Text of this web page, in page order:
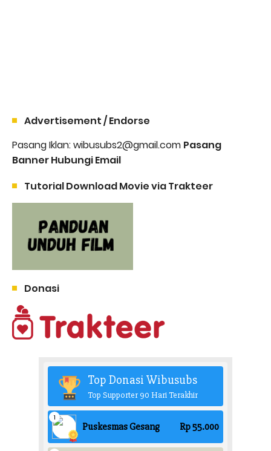
Advertisement / Endorse
Pasang Iklan: wibusubs2@gmail.com Pasang
Banner Hubungi Email
Tutorial Download Movie via Trakteer
Donasi